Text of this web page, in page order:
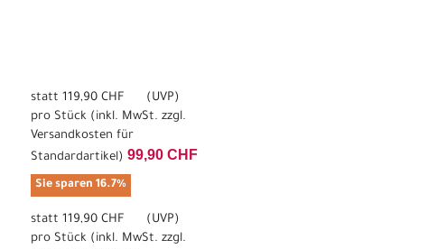
statt 119,90 CHF ( UVP)
pro Stück (inkl. MwSt. zzgl.
Versandkosten für
Standardartikel) 99,90 CHF
Sie sparen 16.7%
statt 119,90 CHF ( UVP)
pro Stück (inkl. MwSt. zzgl.